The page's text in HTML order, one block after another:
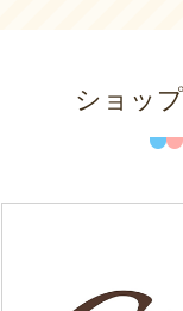
ショッ